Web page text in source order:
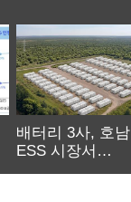
배터리 3사, 호남
ESS 시장서